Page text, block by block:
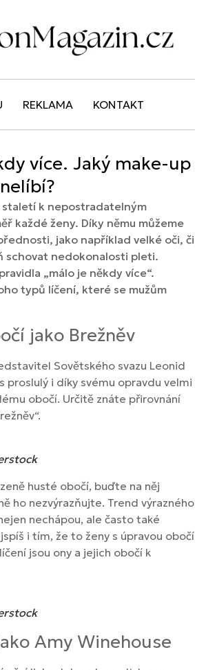
REKLAMA KONTAKT
více. Jaký make-up
k nepostradatelným
každé ženy. Díky němu můžeme
jako například velké oči, či
schovat nedokonalosti pleti.
„málo je někdy více“.
typů líčení, které se mužům
jako Brežněv
Sovětského svazu Leonid
proslulý i díky svému opravdu velmi
obočí. Určitě znáte přirovnání
husté obočí, buďte na něj
ho nezvýrazňujte. Trend výrazného
nechápou, ale často také
i tím, že to ženy s úpravou obočí
jsou ony a jejich obočí k
Amy Winehouse